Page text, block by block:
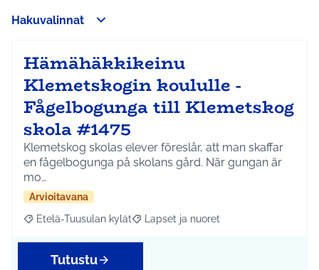
Hakuvalinnat
Hämähäkkikeinu
Klemetskogin koululle -
Fågelbogunga till Klemetskog
skola #1475
Klemetskog skolas elever föreslår, att man skaffar
en fågelbogunga på skolans gård. När gungan är
mo…
Arvioitavana
Rajaa tulokset aihepiirin mukaan: Etelä-Tuusulan kylät
Etelä-Tuusulan kylät Rajaa tulokset teeman mukaan: Lapset
Lapset ja nuoret
Tutustu